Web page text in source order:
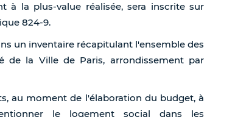
à la plus-value réalisée, sera inscrite sur
824-9.
un inventaire récapitulant l'ensemble des
la Ville de Paris, arrondissement par
au moment de l'élaboration du budget, à
le logement social dans les